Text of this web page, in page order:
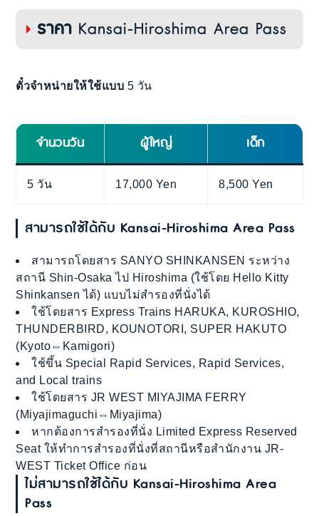
ราคา Kansai-Hiroshima Area Pass
ตั๋วจำหน่ายให้ใช้แบบ 5 วัน
จำนวนวัน ผู้ใหญ่ เด็ก
5 วัน 17,000 Yen 8,500 Yen
สามารถใช้ได้กับ Kansai-Hiroshima Area Pass
สามารถโดยสาร SANYO SHINKANSEN ระหว่าง
สถานี Shin-Osaka ไป Hiroshima (ใช้โดย Hello Kitty
Shinkansen ได้) แบบไม่สำรองที่นั่งได้
ใช้โดยสาร Express Trains HARUKA, KUROSHIO,
THUNDERBIRD, KOUNOTORI, SUPER HAKUTO
(Kyoto⇔Kamigori)
ใช้ขึ้น Special Rapid Services, Rapid Services,
and Local trains
ใช้โดยสาร JR WEST MIYAJIMA FERRY
(Miyajimaguchi⇔Miyajima)
หากต้องการสำรองที่นั่ง Limited Express Reserved
Seat ให้ทำการสำรองที่นั่งที่สถานีหรือสำนักงาน JR-
WEST Ticket Office ก่อน
ไม่สามารถใช้ได้กับ Kansai-Hiroshima Area
Pass